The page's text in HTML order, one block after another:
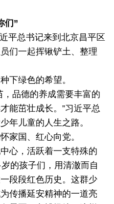
们”
平总书记来到北京昌平区
们一起挥锹铲土、整理
下绿色的希望。
，品德的养成需要丰富的
能茁壮成长。”习近平总
年儿童的人生之路。
家国、红心向党。
心，活跃着一支特殊的
的孩子们，用清澈而自
段段红色历史。这群少
传播延安精神的一道亮